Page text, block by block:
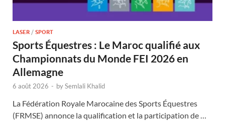
LASER / SPORT
Sports Équestres : Le Maroc qualifié aux
Championnats du Monde FEI 2026 en
Allemagne
6 août 2026 - bySemlali Khalid
La Fédération Royale Marocaine des Sports Équestres
(FRMSE) annonce la qualification et la participation de …